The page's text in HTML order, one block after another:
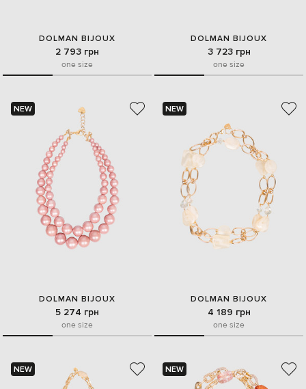
DOLMAN BIJOUX
2 793 грн
one size
DOLMAN BIJOUX
3 723 грн
one size
NEW
DOLMAN BIJOUX
5 274 грн
one size
NEW
DOLMAN BIJOUX
4 189 грн
one size
NEW NEW